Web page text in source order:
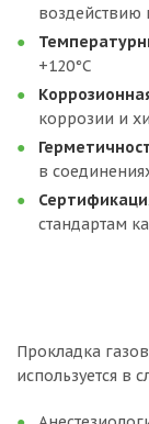
воздействию
+120°C
коррозии и
в
стандартам
Прокладка
используется в